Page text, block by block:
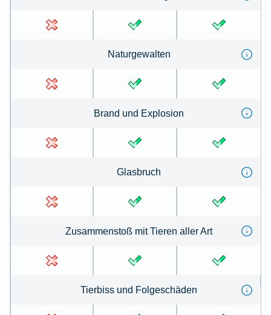
Na­tur­ge­wal­ten
Brand und Ex­plo­sion
Glas­bruch
Zu­sammen­stoß mit Tie­ren aller Art
Tier­biss und Folge­schä­den